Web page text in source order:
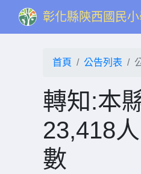
彰化縣陝西國民
首頁 公告列表
轉知:本
23,418
數